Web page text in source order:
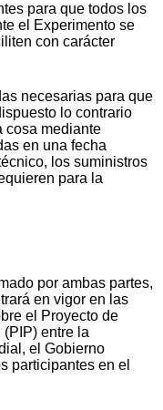
para que todos los
el Experimento se
con carácter
necesarias para que
lo contrario
cosa mediante
en una fecha
los suministros
para la
por ambas partes,
en vigor en las
el Proyecto de
entre la
el Gobierno
participantes en el